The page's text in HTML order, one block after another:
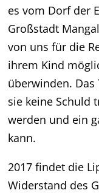
es vom Dorf der
Großstadt
von uns für die
ihrem Kind
überwinden.
sie keine Schuld
werden und ein
kann.
2017 findet die
Widerstand des